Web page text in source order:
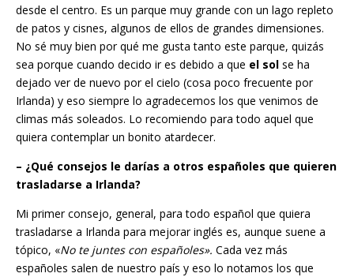
desde el centro. Es un parque muy grande con un lago repleto
de patos y cisnes, algunos de ellos de grandes dimensiones.
No sé muy bien por qué me gusta tanto este parque, quizás
sea porque cuando decido ir es debido a que el sol se ha
dejado ver de nuevo por el cielo (cosa poco frecuente por
Irlanda) y eso siempre lo agradecemos los que venimos de
climas más soleados. Lo recomiendo para todo aquel que
quiera contemplar un bonito atardecer.
– ¿Qué consejos le darías a otros españoles que quieren
trasladarse a Irlanda?
Mi primer consejo, general, para todo español que quiera
trasladarse a Irlanda para mejorar inglés es, aunque suene a
tópico, «No te juntes con españoles». Cada vez más
españoles salen de nuestro país y eso lo notamos los que